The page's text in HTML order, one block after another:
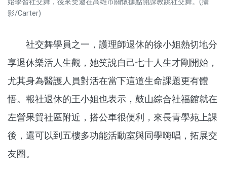
影/Carter)
社交舞學員之一，護理師退休的徐小姐熱切地分
享退休樂活人生觀，她笑說自己七十人生才剛開始，
尤其身為醫護人員對活在當下這道生命課題更有體
悟。報社退休的王小姐也表示，鼓山綜合社福館就在
左營果貿社區附近，搭公車很便利，來長青學苑上課
後，還可以到五樓多功能活動室與同學嗨唱，拓展交
友圈。